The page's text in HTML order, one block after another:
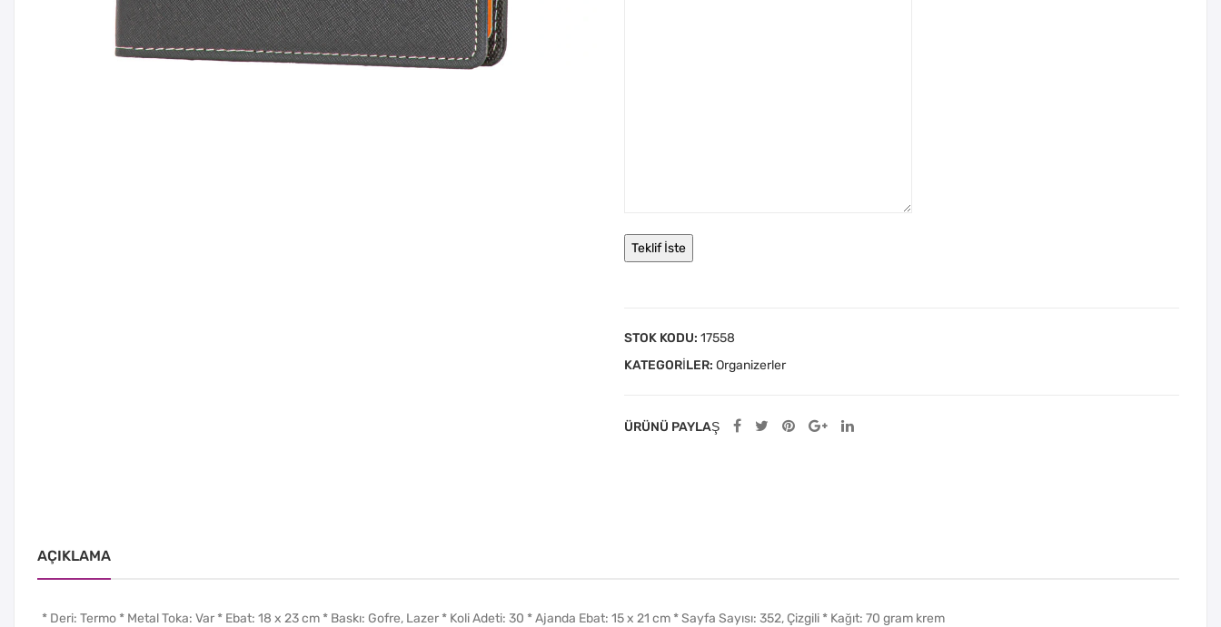
STOK KODU: 17558
KATEGORILER: Organizerler
ÜRÜNÜ PAYLAŞ
AÇIKLAMA
* Deri: Termo * Metal Toka: Var * Ebat: 18 x 23 cm * Baskı: Gofre, Lazer * Koli Adeti: 30 * Ajanda Ebat: 15 x 21 cm * Sayfa Sayısı: 352, Çizgili * Kağıt: 70 gram krem